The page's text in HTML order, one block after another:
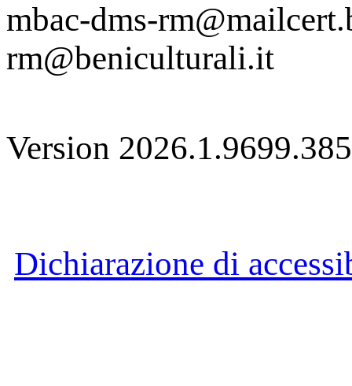
mbac-dms-
rm@beniculturali.it
Version
Dichiarazione di